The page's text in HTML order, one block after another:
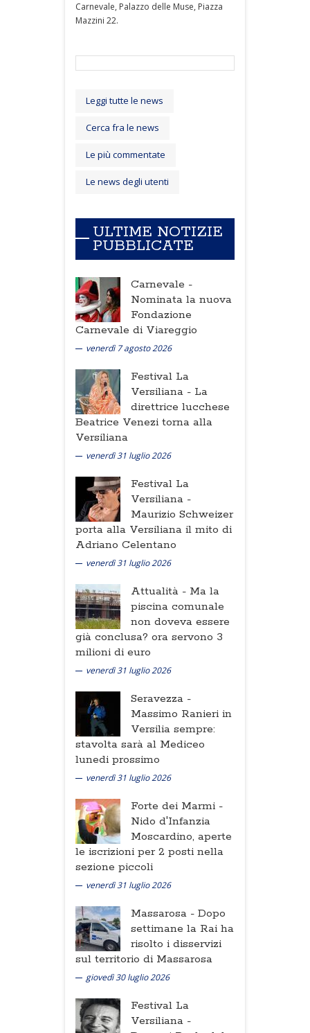
Carnevale, Palazzo delle Muse, Piazza
Mazzini 22.
Leggi tutte le news
Cerca fra le news
Le più commentate
Le news degli utenti
ULTIME NOTIZIE
PUBBLICATE
Carnevale -
Nominata la nuova
Fondazione
Carnevale di Viareggio
venerdì 7 agosto 2026
Festival La
Versiliana - La
direttrice lucchese
Beatrice Venezi torna alla
Versiliana
venerdì 31 luglio 2026
Festival La
Versiliana -
Maurizio Schweizer
porta alla Versiliana il mito di
Adriano Celentano
venerdì 31 luglio 2026
Attualità - Ma la
piscina comunale
non doveva essere
già conclusa? ora servono 3
milioni di euro
venerdì 31 luglio 2026
Seravezza -
Massimo Ranieri in
Versilia sempre:
stavolta sarà al Mediceo
lunedi prossimo
venerdì 31 luglio 2026
Forte dei Marmi -
Nido d'Infanzia
Moscardino, aperte
le iscrizioni per 2 posti nella
sezione piccoli
venerdì 31 luglio 2026
Massarosa - Dopo
settimane la Rai ha
risolto i disservizi
sul territorio di Massarosa
giovedì 30 luglio 2026
Festival La
Versiliana -